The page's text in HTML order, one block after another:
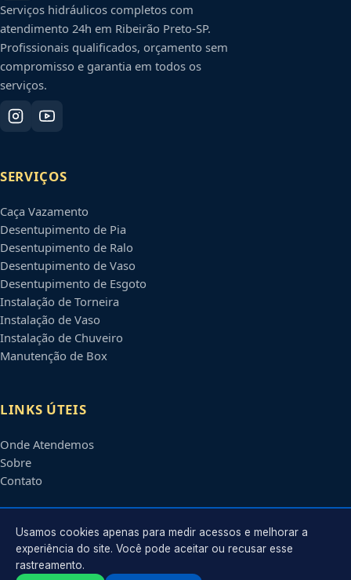
Serviços hidráulicos completos com
atendimento 24h em Ribeirão Preto-SP.
Profissionais qualificados, orçamento sem
compromisso e garantia em todos os
serviços.
SERVIÇOS
Caça Vazamento
Desentupimento de Pia
Desentupimento de Ralo
Desentupimento de Vaso
Desentupimento de Esgoto
Instalação de Torneira
Instalação de Vaso
Instalação de Chuveiro
Manutenção de Box
LINKS ÚTEIS
Onde Atendemos
Sobre
Contato
CONTATO
Atendimento em
Usamos cookies apenas para medir acessos e melhorar a
experiência do site. Você pode aceitar ou recusar esse
rastreamento.